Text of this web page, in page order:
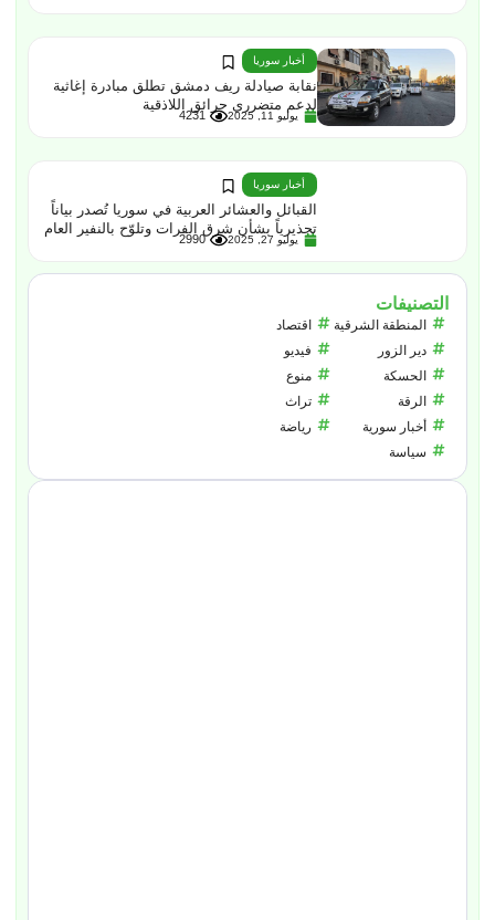
أخبار سوريا
نقابة صيادلة ريف دمشق تطلق مبادرة إغاثية
لدعم متضرري حرائق اللاذقية
يوليو 11, 2025 4231
أخبار سوريا
القبائل والعشائر العربية في سوريا تُصدر بياناً
تحذيرياً بشأن شرق الفرات وتلوّح بالنفير العام
يوليو 27, 2025 2990
التصنيفات
المنطقة الشرقية
دير الزور
الحسكة
الرقة
أخبار سورية
سياسة
اقتصاد
فيديو
منوع
تراث
رياضة